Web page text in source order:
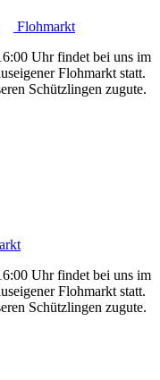
Flohmarkt
Uhr findet bei uns im
Flohmarkt statt.
Schützlingen zugute.
Uhr findet bei uns im
Flohmarkt statt.
Schützlingen zugute.